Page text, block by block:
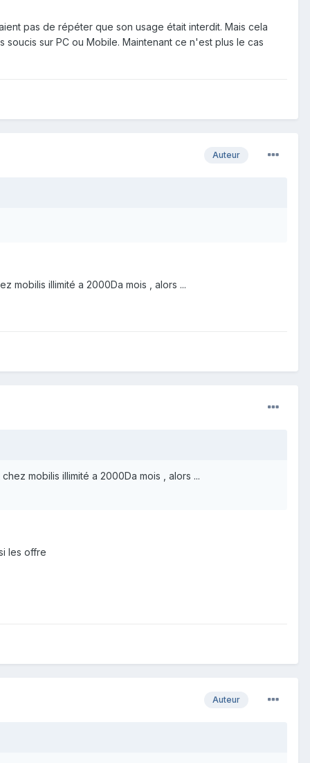
pas de répéter que son usage était interdit. Mais cela
sur PC ou Mobile. Maintenant ce n'est plus le cas
Auteur
mobilis illimité a 2000Da mois , alors ...
mobilis illimité a 2000Da mois , alors ...
les offre
Auteur